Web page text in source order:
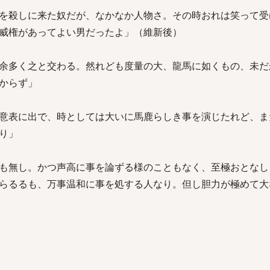
殺しに来た奴だが、なかなか人物さ。その時おれは笑って
権があってよい男だったよ」（維新後）
多く之と交わる。然れども度量の大、龍馬に如くもの、未
らず」
表に出で、時としては大いに馬鹿らしき事を演じたれど、
」
無し。かつ声高に事を論ずる様のこともなく、至極おとな
るるも、万事温和に事を処する人なり。但し胆力が極めて